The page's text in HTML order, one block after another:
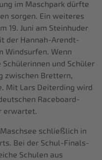
im Maschpark dürfte
sorgen. Ein weiteres
19. Juni am Steinhuder
der Hannah-Arendt-
Windsurfen. Wenn
und Schüler
zwischen Brettern,
Mit Lars Deiterding wird
Raceboard-
erwartet.
schließlich in
Bei der Schul-Finals-
Schulen aus